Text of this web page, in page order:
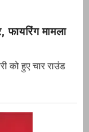
फायरिंग मामला
को हुए चार राउंड